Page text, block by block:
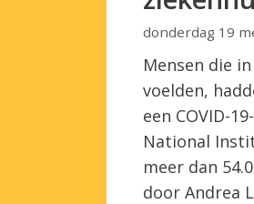
donderdag 19
Mensen die
voelden,
een COVID-
National
meer dan
door Andrea